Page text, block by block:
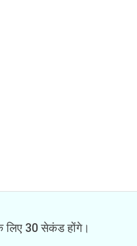
लिए 30 सेकंड होंगे।